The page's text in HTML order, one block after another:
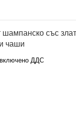
шампанско със
чаши
ДДС